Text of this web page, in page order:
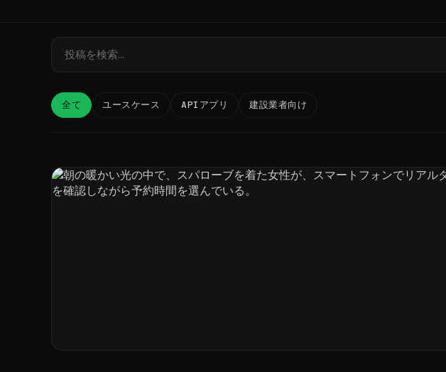
全て ユースケース APIアプリ 建設業者向け